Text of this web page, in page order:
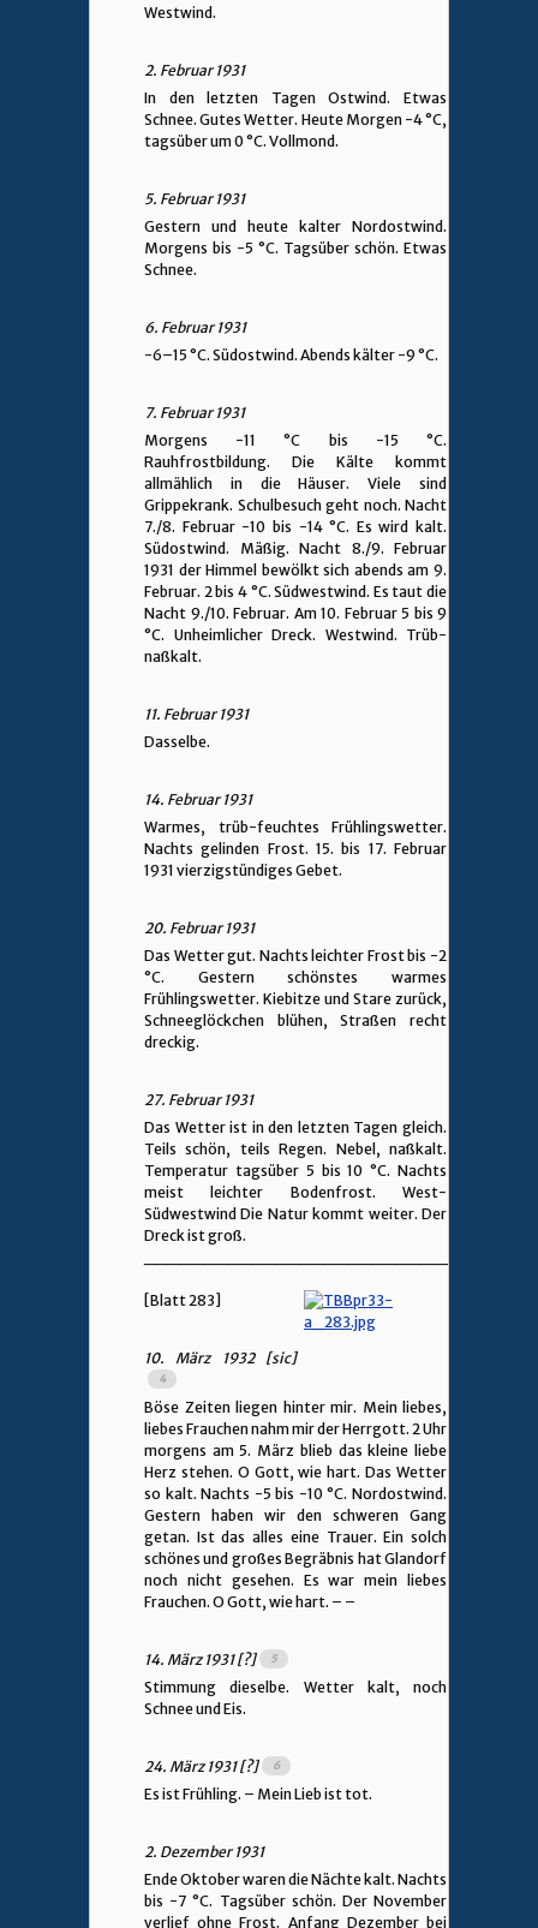
Westwind.
2. Februar 1931
In den letzten Tagen Ostwind. Etwas
Schnee. Gutes Wetter. Heute Morgen -4 °C,
tagsüber um 0 °C. Vollmond.
5. Februar 1931
Gestern und heute kalter Nordostwind.
Morgens bis -5 °C. Tagsüber schön. Etwas
Schnee.
6. Februar 1931
-6–15 °C. Südostwind. Abends kälter -9 °C.
7. Februar 1931
Morgens -11 °C bis -15 °C.
Rauhfrostbildung. Die Kälte kommt
allmählich in die Häuser. Viele sind
Grippekrank. Schulbesuch geht noch. Nacht
7./8. Februar -10 bis -14 °C. Es wird kalt.
Südostwind. Mäßig. Nacht 8./9. Februar
1931 der Himmel bewölkt sich abends am 9.
Februar. 2 bis 4 °C. Südwestwind. Es taut die
Nacht 9./10. Februar. Am 10. Februar 5 bis 9
°C. Unheimlicher Dreck. Westwind. Trüb-
naßkalt.
11. Februar 1931
Dasselbe.
14. Februar 1931
Warmes, trüb-feuchtes Frühlingswetter.
Nachts gelinden Frost. 15. bis 17. Februar
1931 vierzigstündiges Gebet.
20. Februar 1931
Das Wetter gut. Nachts leichter Frost bis -2
°C. Gestern schönstes warmes
Frühlingswetter. Kiebitze und Stare zurück,
Schneeglöckchen blühen, Straßen recht
dreckig.
27. Februar 1931
Das Wetter ist in den letzten Tagen gleich.
Teils schön, teils Regen. Nebel, naßkalt.
Temperatur tagsüber 5 bis 10 °C. Nachts
meist leichter Bodenfrost. West-
Südwestwind Die Natur kommt weiter. Der
Dreck ist groß.
[Blatt 283]
10. März 1932 [sic]
Böse Zeiten liegen hinter mir. Mein liebes,
liebes Frauchen nahm mir der Herrgott. 2 Uhr
morgens am 5. März blieb das kleine liebe
Herz stehen. O Gott, wie hart. Das Wetter
so kalt. Nachts -5 bis -10 °C. Nordostwind.
Gestern haben wir den schweren Gang
getan. Ist das alles eine Trauer. Ein solch
schönes und großes Begräbnis hat Glandorf
noch nicht gesehen. Es war mein liebes
Frauchen. O Gott, wie hart. – –
14. März 1931 [?]
Stimmung dieselbe. Wetter kalt, noch
Schnee und Eis.
24. März 1931 [?]
Es ist Frühling. – Mein Lieb ist tot.
2. Dezember 1931
Ende Oktober waren die Nächte kalt. Nachts
bis -7 °C. Tagsüber schön. Der November
verlief ohne Frost. Anfang Dezember bei